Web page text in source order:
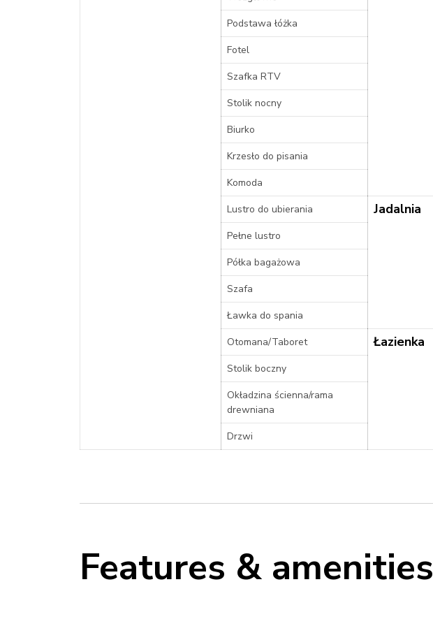
Podstawa łóżka
Fotel
Szafka RTV
Stolik nocny
Biurko
Krzesło do pisania
Komoda
Lustro do ubierania
Jadalnia
Pełne lustro
Półka bagażowa
Szafa
Ławka do spania
Otomana/Taboret
Łazienka
Stolik boczny
Okładzina ścienna/rama
drewniana
Drzwi
Features & amenities